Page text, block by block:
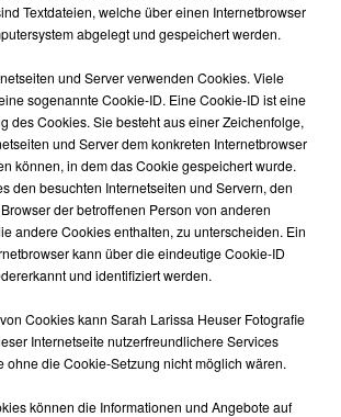
Textdateien, welche über einen Internetbrowser
abgelegt und gespeichert werden.
und Server verwenden Cookies. Viele
sogenannte Cookie-ID. Eine Cookie-ID ist eine
des Cookies. Sie besteht aus einer Zeichenfolge,
und Server dem konkreten Internetbrowser
können, in dem das Cookie gespeichert wurde.
den besuchten Internetseiten und Servern, den
der betroffenen Person von anderen
andere Cookies enthalten, zu unterscheiden. Ein
kann über die eindeutige Cookie-ID
und identifiziert werden.
Cookies kann Sarah Larissa Heuser Fotografie
Internetseite nutzerfreundlichere Services
ohne die Cookie-Setzung nicht möglich wären.
können die Informationen und Angebote auf